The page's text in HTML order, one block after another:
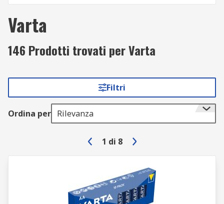
Varta
146 Prodotti trovati per Varta
Filtri
Ordina per Rilevanza
1 di 8